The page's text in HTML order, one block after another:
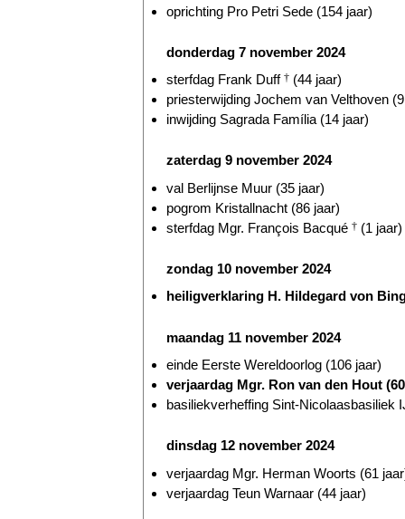
oprichting Pro Petri Sede (154 jaar)
donderdag 7 november 2024
sterfdag Frank Duff † (44 jaar)
priesterwijding Jochem van Velthoven
inwijding Sagrada Família (14 jaar)
zaterdag 9 november 2024
val Berlijnse Muur (35 jaar)
pogrom Kristallnacht (86 jaar)
sterfdag Mgr. François Bacqué † (1 jaar)
zondag 10 november 2024
heiligverklaring H. Hildegard von
maandag 11 november 2024
einde Eerste Wereldoorlog (106 jaar)
verjaardag Mgr. Ron van den Hout
basiliekverheffing Sint-Nicolaasbasiliek
dinsdag 12 november 2024
verjaardag Mgr. Herman Woorts (61
verjaardag Teun Warnaar (44 jaar)